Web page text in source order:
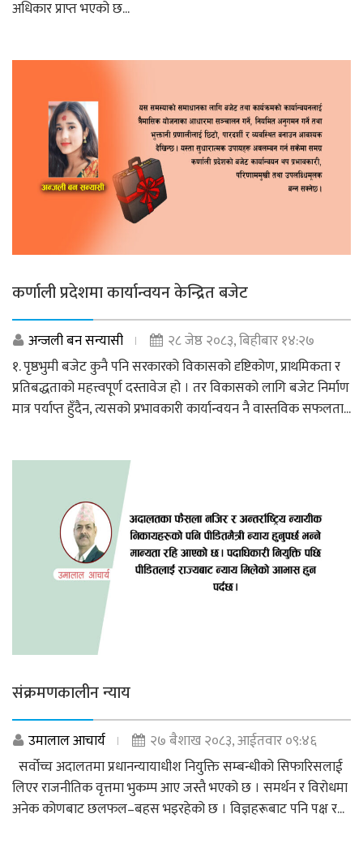
अधिकार प्राप्त भएको छ...
कर्णाली प्रदेशमा कार्यान्वयन केन्द्रित बजेट
अन्जली बन सन्यासी
२८ जेष्ठ २०८३, बिहीबार १४:२७
१. पृष्ठभुमी बजेट कुनै पनि सरकारको विकासको दृष्टिकोण, प्राथमिकता र
प्रतिबद्धताको महत्त्वपूर्ण दस्तावेज हो । तर विकासको लागि बजेट निर्माण
मात्र पर्याप्त हुँदैन, त्यसको प्रभावकारी कार्यान्वयन नै वास्तविक सफलता...
संक्रमणकालीन न्याय
उमालाल आचार्य
२७ बैशाख २०८३, आईतवार ०९:४६
सर्वोच्च अदालतमा प्रधानन्यायाधीश नियुक्ति सम्बन्धीको सिफारिसलाई
लिएर राजनीतिक वृत्तमा भुकम्प आए जस्तै भएको छ । समर्थन र विरोधमा
अनेक कोणबाट छलफल–बहस भइरहेको छ । विज्ञहरूबाट पनि पक्ष र...